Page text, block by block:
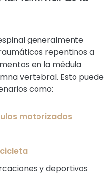
generalmente
repentinos a
en la médula
vertebral. Esto puede
como:
motorizados
y deportivos